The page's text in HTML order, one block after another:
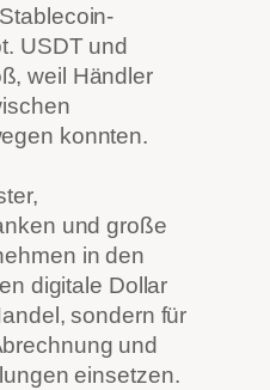
USDT und
weil Händler
konnten.
und große
in den
digitale Dollar
sondern für
und
einsetzen.